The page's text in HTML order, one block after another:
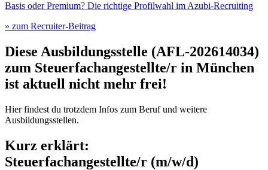
Basis oder Premium? Die richtige Profilwahl im Azubi-Recruiting
» zum Recruiter-Beitrag
Diese Ausbildungsstelle (AFL-202614034)
zum Steuerfachangestellte/r in München
ist aktuell nicht mehr frei!
Hier findest du trotzdem Infos zum Beruf und weitere
Ausbildungsstellen.
Kurz erklärt:
Steuerfachangestellte/r (m/w/d)